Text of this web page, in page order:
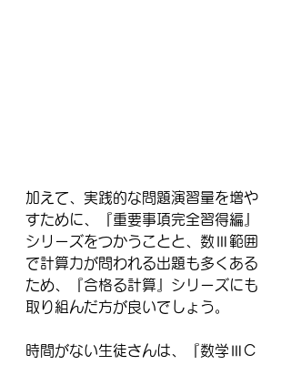
加えて、実践的な問題演習量を増や
すために、『重要事項完全習得編』
シリーズをつかうことと、数Ⅲ範囲
で計算力が問われる出題も多くある
ため、『合格る計算』シリーズにも
取り組んだ方が良いでしょう。
時間がない生徒さんは、『数学ⅢC